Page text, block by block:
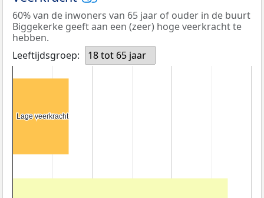
60% van de inwoners van 65 jaar of ouder in de buurt
Biggekerke geeft aan een (zeer) hoge veerkracht te
hebben.
Leeftijdsgroep:
18 tot 65 jaar
Lage veerkracht
Lage veerkracht